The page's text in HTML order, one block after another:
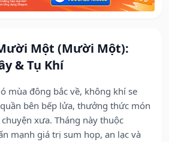
Một (Mười Một):
& Tụ Khí
mùa đông bắc về, không khí se
bên bếp lửa, thưởng thức món
xưa. Tháng này thuộc
mạnh giá trị sum họp, an lạc và